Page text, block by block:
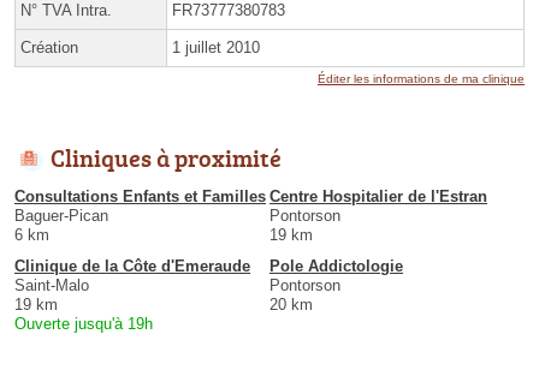
N° TVA Intra. FR73777380783
Création 1 juillet 2010
Éditer les informations de ma clinique
Cliniques à proximité
Consultations Enfants et Familles
Baguer-Pican
6 km
Centre Hospitalier de l'Estran
Pontorson
19 km
Clinique de la Côte d'Emeraude
Saint-Malo
19 km
Ouverte jusqu'à 19h
Pole Addictologie
Pontorson
20 km